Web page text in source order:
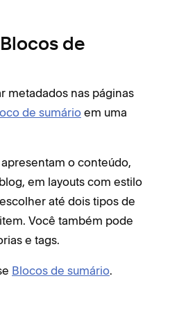
de
metadados nas páginas
de sumário em uma
o conteúdo,
em layouts com estilo
até dois tipos de
Você também pode
e tags.
Blocos de sumário.